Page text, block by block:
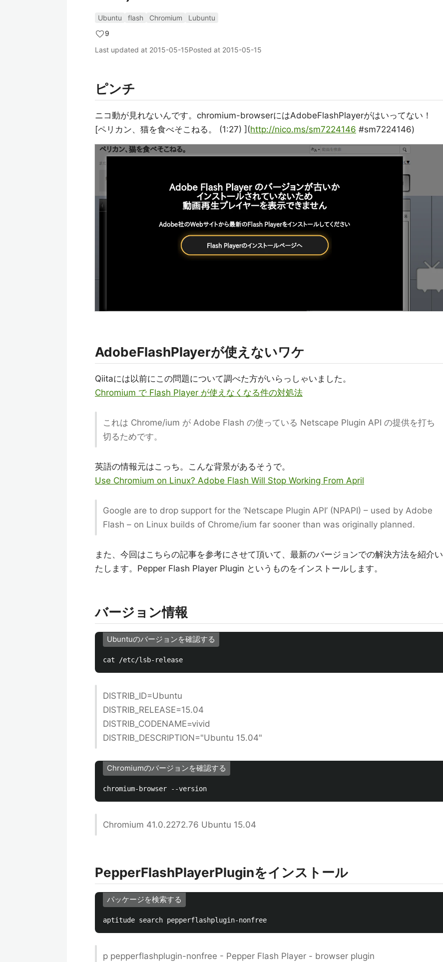
Ubuntu flash Chromium
Lubuntu
9
Last updated at 2015-05-15Posted at 2015-05-15
ピンチ
ニコ動が見れないんです。chromium-browserにはAdobeFlashPlayerがはいってない！
[ペリカン、猫を食べそこねる。 (1:27) ](http://nico.ms/sm7224146 #sm7224146)
AdobeFlashPlayerが使えないワケ
Qiitaには以前にこの問題について調べた方がいらっしゃいました。
Chromium で Flash Player が使えなくなる件の対処法
これは Chrome/ium が Adobe Flash の使っている Netscape Plugin API の提供を打ち
切るためです。
英語の情報元はこっち。こんな背景があるそうで。
Use Chromium on Linux? Adobe Flash Will Stop Working From April
Google are to drop support for the ‘Netscape Plugin API’ (NPAPI) – used by Adobe
Flash – on Linux builds of Chrome/ium far sooner than was originally planned.
また、今回はこちらの記事を参考にさせて頂いて、最新のバージョンでの解決方法を紹介い
たします。Pepper Flash Player Plugin というものをインストールします。
バージョン情報
Ubuntuのバージョンを確認する
DISTRIB_ID=Ubuntu
DISTRIB_RELEASE=15.04
DISTRIB_CODENAME=vivid
DISTRIB_DESCRIPTION="Ubuntu 15.04"
Chromiumのバージョンを確認する
Chromium 41.0.2272.76 Ubuntu 15.04
PepperFlashPlayerPluginをインストール
パッケージを検索する
p pepperflashplugin-nonfree - Pepper Flash Player - browser plugin